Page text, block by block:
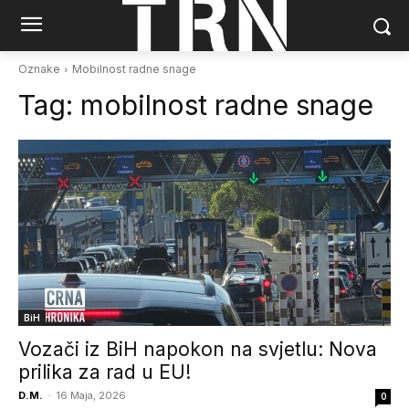
Oznake Mobilnost radne snage
Tag: mobilnost radne snage
BiH
Vozači iz BiH napokon na svjetlu: Nova
prilika za rad u EU!
D.M. - 16 Maja, 2026 0